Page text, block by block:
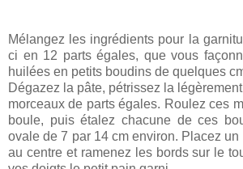
Mélangez les ingrédients pour la
ci en 12 parts égales, que vous
huilées en petits boudins de quelques
Dégazez la pâte, pétrissez la
morceaux de parts égales. Roulez ces
boule, puis étalez chacune de ces
ovale de 7 par 14 cm environ. Placez
au centre et ramenez les bords sur le